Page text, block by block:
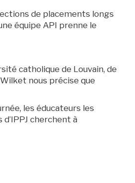
de placements longs
équipe API prenne le
catholique de Louvain, de
nous précise que
les éducateurs les
cherchent à